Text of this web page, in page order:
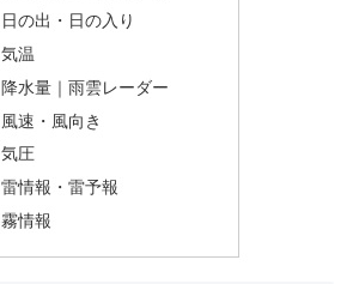
日の出・日の入り
気温
降水量｜雨雲レーダー
風速・風向き
気圧
雷情報・雷予報
霧情報